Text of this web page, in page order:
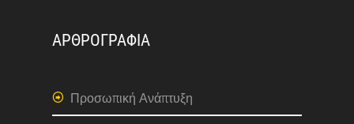
ΑΡΘΡΟΓΡΑΦΙΑ
Προσωπική Ανάπτυξη